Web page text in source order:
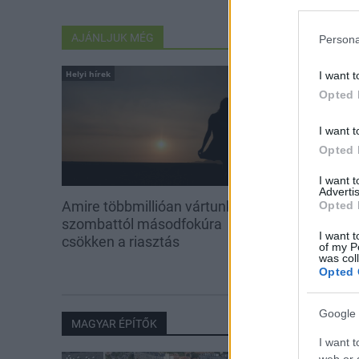
I want
Opted
I want
Opted
I want
Opted
I want
of my
was
Opted
Google
I want
AJÁNLJUK MÉG
Helyi hírek
Amire többmillióan vártunk:
szombattól másodfokúra
csökken a riasztás
Kevesebb
MAGYAR ÉPÍTŐK